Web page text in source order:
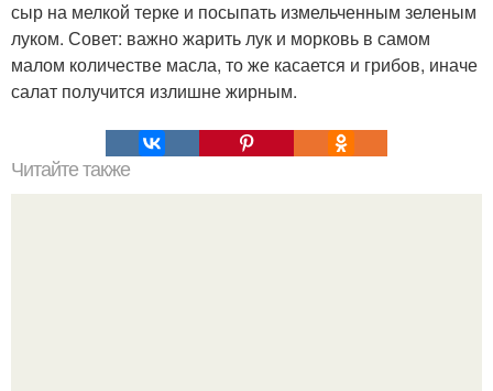
сыр на мелкой терке и посыпать измельченным зеленым
луком. Совет: важно жарить лук и морковь в самом
малом количестве масла, то же касается и грибов, иначе
салат получится излишне жирным.
Читайте также